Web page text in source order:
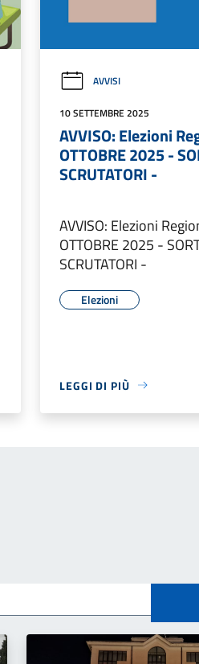
AVVISI
10 SETTEMBRE 2025
AVVISO: Elezioni
OTTOBRE 2025 -
SCRUTATORI -
AVVISO: Elezioni
OTTOBRE 2025 -
SCRUTATORI -
Elezioni
LEGGI DI PIÙ